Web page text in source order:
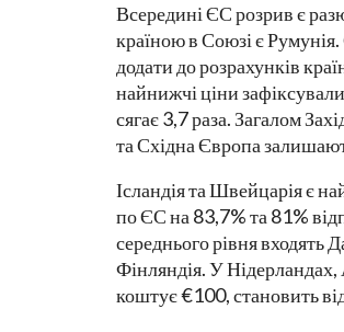
Всередині ЄС розрив є
країною в Союзі є
додати до розрахунків
найнижчі ціни
сягає 3,7 раза. Загалом
та Східна Європа
Ісландія та Швейцарія є
по ЄС на 83,7% та 81%
середнього рівня входять
Фінляндія. У Нідерландах,
коштує €100, становить